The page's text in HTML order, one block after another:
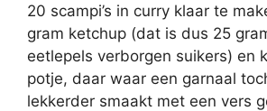
20 scampi’s in curry klaar te
gram ketchup (dat is dus 25
eetlepels verborgen suikers) en
potje, daar waar een garnaal
lekkerder smaakt met een vers